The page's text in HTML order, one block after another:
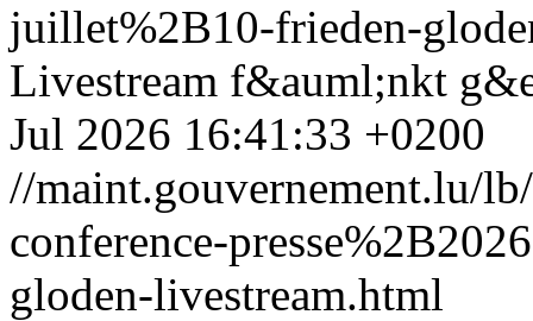
juillet%2B10-frieden-
Livestream f&auml;nkt
Jul 2026 16:41:33 +0200
//maint.gouvernement.lu/
conference-
gloden-livestream.html